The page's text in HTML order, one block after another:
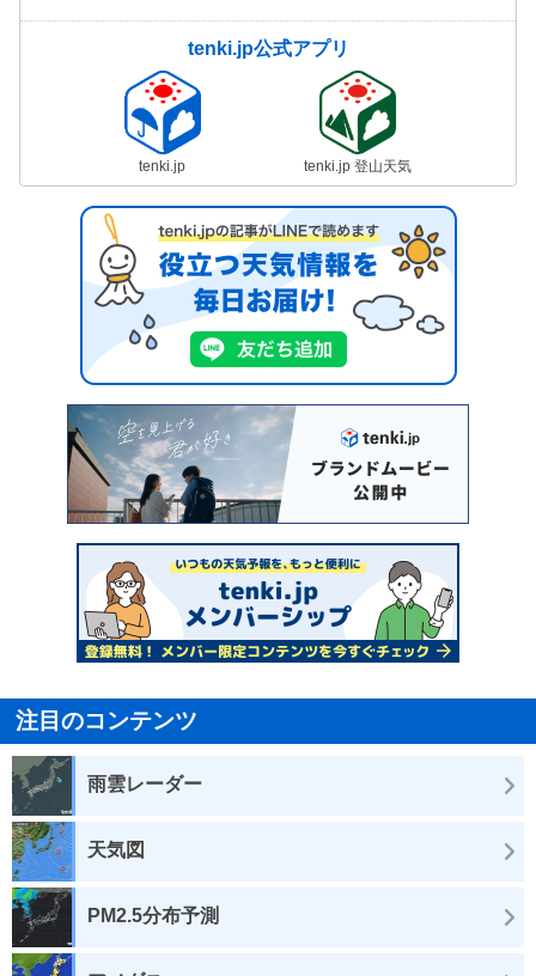
tenki.jp公式アプリ
tenki.jp tenki.jp 登山天気
注目のコンテンツ
雨雲レーダー
天気図
PM2.5分布予測